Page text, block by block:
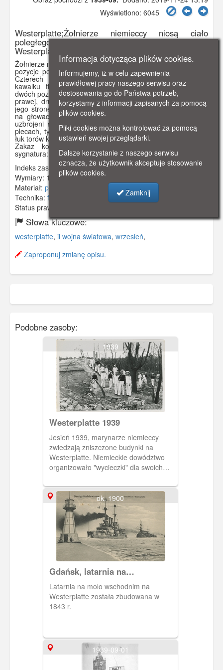
Wyświetlono: 6045
Westerplatte;Żołnierze niemieccy niosą ciało
poległego kolegi po nieudanym ataku na
Westerplatte.
Żołnierze niemieccy niosą ciało poległego kolegi po ataku na
pozycje polskie na Westerplatte. Idą po torach kolejowych.
Czterech żołnierzy niesie ciało leżące między nimi na
kawalku tkaniny (i prawdopodobnie na kawałku deski),
dwóch pozostałych zostało nieco z tyłu: jeden stoi bokiem po
prawej, drugi (z karabinem na ramieniu) odwraca głowę w
jego strone idąc za ciałem środkiem torów. Żołnierze mają
na głowach charakterystyczne niemieckie stalowe hełmy i
uzbrojeni są w karabiny (większość ma je zawieszone na
plecach, tylko dwóch na przeodzie trzyma je w ręku). W tle
łuk torów kolejowych i skupiska drzew.
Zakaz kopiowania, zasób dostępny w zbiorach IPN,
sygnatura: GK-5-1-30-1
Indeks zasobu:IPN 040
Wymiary: 118 x 82 mm
Materiał: papier fotograficzny
Technika: fotografia czarno-biała
Status prawny:
Słowa kluczowe:
westerplatte, ii wojna światowa, wrzesień,
Zaproponuj zmianę opisu.
Podobne zasoby:
1939
Westerplatte 1939
Jesień 1939, marynarze niemieccy
zwiedzają zniszczone budynki na
Westerplatte. Niemieckie dowództwo
organizowało "wycieczki" dla swoich
celu wzmocnienia ich morale.
ok. 1900
Gdańsk, latarnia na
Westerplatte
Latarnia na molo wschodnim na
Westerplatte została zbudowana w
1843 r.
1939-09-01
Informacja dotycząca plików cookies.
Informujemy, iż w celu zapewnienia
prawidłowej pracy naszego serwisu oraz
dostosowania go do Państwa potrzeb,
korzystamy z informacji zapisanych za pomocą
plików cookies.
Pliki cookies można kontrolować za pomocą
ustawień swojej przeglądarki.
Dalsze korzystanie z naszego serwisu
oznacza, że użytkownik akceptuje stosowanie
plików cookies.
Zamknij